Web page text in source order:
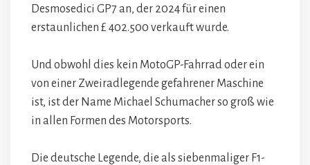
Desmosedici GP7 an, der 2024 für einen
erstaunlichen £ 402.500 verkauft wurde.
Und obwohl dies kein MotoGP-Fahrrad oder ein
von einer Zweiradlegende gefahrener Maschine
ist, ist der Name Michael Schumacher so groß wie
in allen Formen des Motorsports.
Die deutsche Legende, die als siebenmaliger F1-